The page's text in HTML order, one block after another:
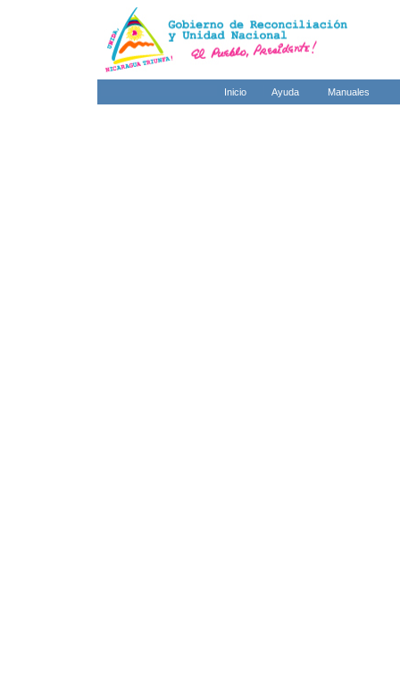
Inicio Ayuda Manuales